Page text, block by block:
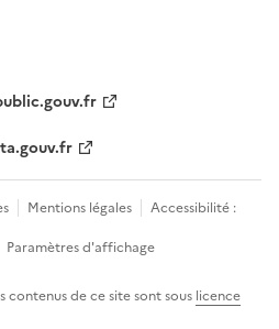
Mentions légales
Accessibilité :
Paramètres d'affichage
de ce site sont sous licence